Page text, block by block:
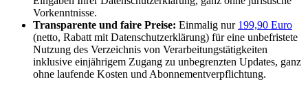
Vorkenntnisse.
Transparente und faire Preise: Einmalig nur 199,90 Euro
(netto, Rabatt mit Datenschutzerklärung) für eine unbefristete
Nutzung des Verzeichnis von Verarbeitungstätigkeiten
inklusive einjährigem Zugang zu unbegrenzten Updates, ganz
ohne laufende Kosten und Abonnementverpflichtung.